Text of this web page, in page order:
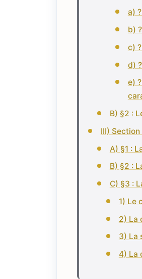
a)
b)
c)
d)
e)
B) §2 :
III)
A) §1 :
B) §2 :
C) §3 :
1) Le
2) La
3) La
4) La